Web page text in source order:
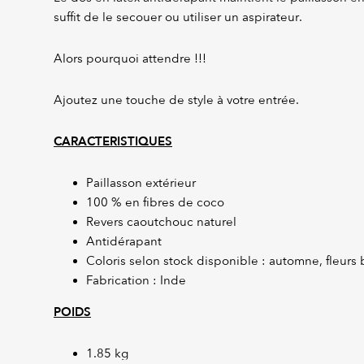
suffit de le secouer ou utiliser un aspirateur.
Alors pourquoi attendre !!!
Ajoutez une touche de style à votre entrée.
CARACTERISTIQUES
Paillasson extérieur
100 % en fibres de coco
Revers caoutchouc naturel
Antidérapant
Coloris selon stock disponible : automne, fleurs
Fabrication : Inde
POIDS
1.85 kg